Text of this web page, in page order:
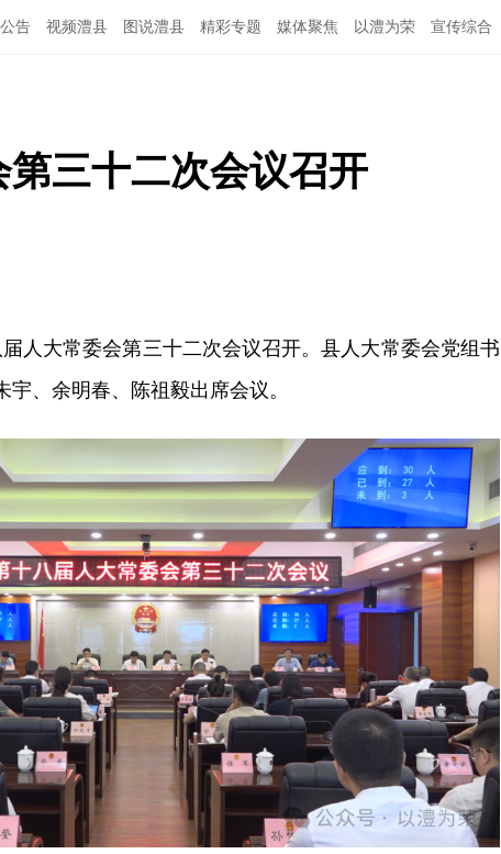
告 视频澧县 图说澧县 精彩专题 媒体聚焦 以澧为荣 宣传综合
三十二次会议召开
人大常委会第三十二次会议召开。县人大常委会党组书
、余明春、陈祖毅出席会议。